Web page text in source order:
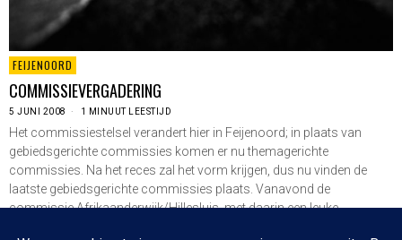
FEIJENOORD
COMMISSIEVERGADERING
5 JUNI 2008 1 MINUUT LEESTIJD
Het commissiestelsel verandert hier in Feijenoord; in plaats van
gebiedsgerichte commissies komen er nu themagerichte
commissies. Na het reces zal het vorm krijgen, dus nu vinden de
laatste gebiedsgerichte commissies plaats. Vanavond de
commissie Afrikaanderwijk/Hillesluis, met daarin een leuke